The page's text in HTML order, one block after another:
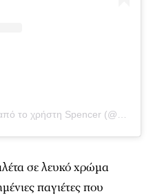
σε λευκό χρώμα
παγιέτες που